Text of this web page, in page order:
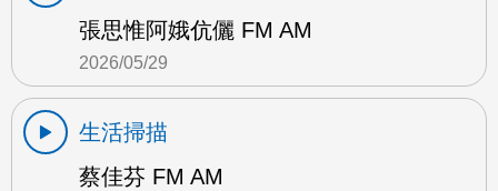
張思惟阿娥伉儷 FM AM
2026/05/29
生活掃描
蔡佳芬 FM AM